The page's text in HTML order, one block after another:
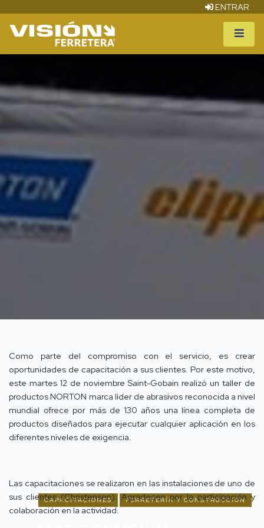
ENTRAR
CAPACITACIONES FERRETERÍA Y CONSTRUCCIÓN
Como parte del compromiso con el servicio, es crear
oportunidades de capacitación a sus clientes. Por este motivo,
este martes 12 de noviembre Saint-Gobain realizó un taller de
productos NORTON marca líder de abrasivos reconocida a nivel
mundial ofrece por más de 130 años una línea completa de
productos diseñados para ejecutar cualquier aplicación en los
diferentes niveles de exigencia.
Las capacitaciones se realizaron en las instalaciones de uno de
sus clientes (Christensen). Agradecen por la participación y
colaboración en la actividad.